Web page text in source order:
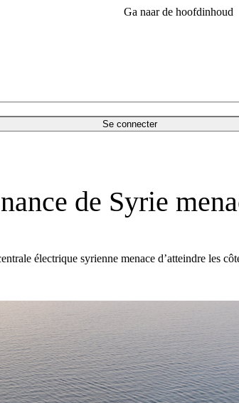
Ga naar de hoofdinhoud
Se connecter
de Syrie
électrique syrienne menace d’atteindre les